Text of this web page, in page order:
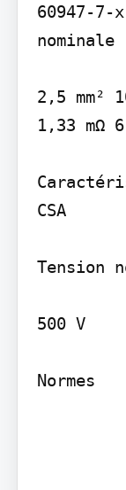
60947-7-
nominale
2,5 mm²
1,33 mΩ
CSA
Tension
500 V
Normes